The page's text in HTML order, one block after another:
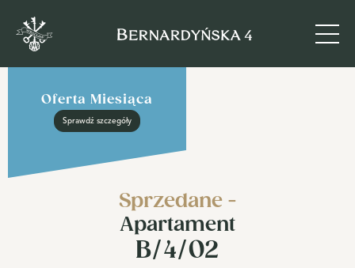
Oferta Miesiąca
Sprawdź szczegóły
Sprzedane -
Apartament
B/4/02